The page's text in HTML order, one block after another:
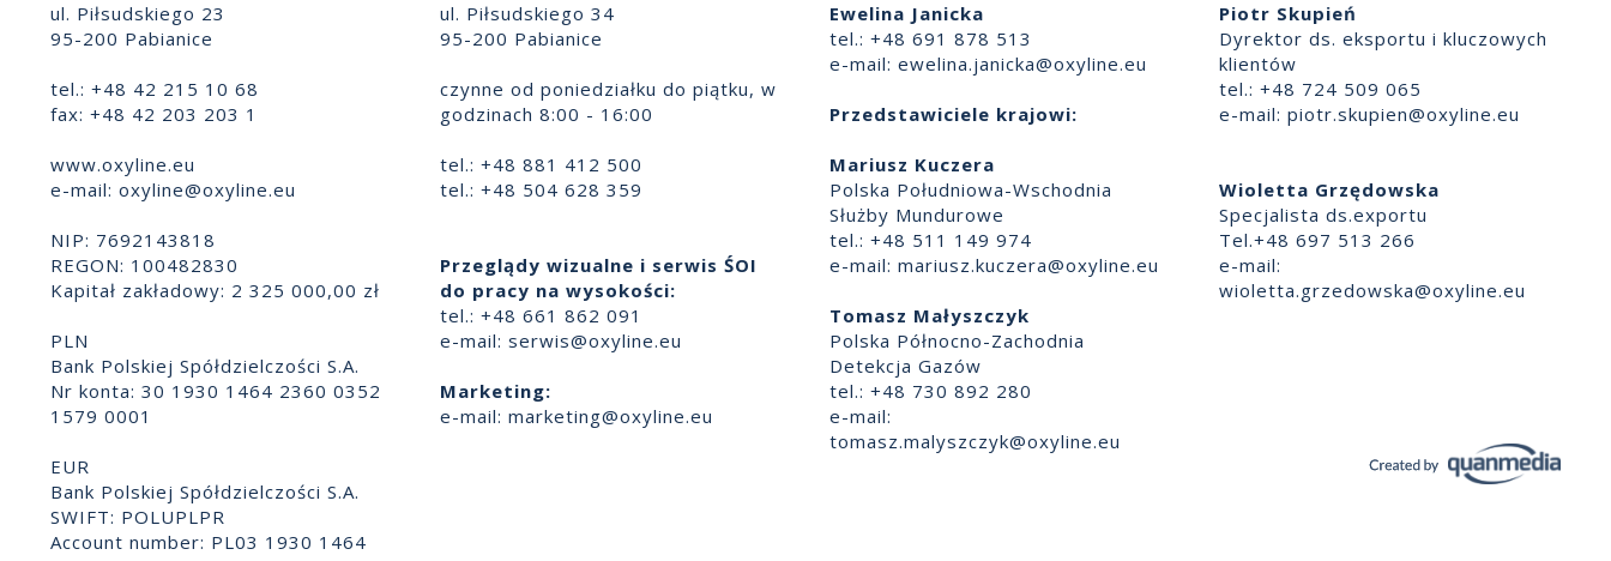
ul. Piłsudskiego 23
95-200 Pabianice
tel.: +48 42 215 10 68
fax: +48 42 203 203 1
www.oxyline.eu
e-mail: oxyline@oxyline.eu
NIP: 7692143818
REGON: 100482830
Kapitał zakładowy: 2 325 000,00 zł
PLN
Bank Polskiej Spółdzielczości S.A.
Nr konta: 30 1930 1464 2360 0352
1579 0001
EUR
Bank Polskiej Spółdzielczości S.A.
SWIFT: POLUPLPR
Account number: PL03 1930 1464
ul. Piłsudskiego 34
95-200 Pabianice
czynne od poniedziałku do piątku, w
godzinach 8:00 - 16:00
tel.: +48 881 412 500
tel.: +48 504 628 359
Przeglądy wizualne i serwis ŚOI
do pracy na wysokości:
tel.: +48 661 862 091
e-mail: serwis@oxyline.eu
Marketing:
e-mail: marketing@oxyline.eu
Ewelina Janicka
tel.: +48 691 878 513
e-mail: ewelina.janicka@oxyline.eu
Przedstawiciele krajowi:
Mariusz Kuczera
Polska Południowa-Wschodnia
Służby Mundurowe
tel.: +48 511 149 974
e-mail: mariusz.kuczera@oxyline.eu
Tomasz Małyszczyk
Polska Północno-Zachodnia
Detekcja Gazów
tel.: +48 730 892 280
e-mail:
tomasz.malyszczyk@oxyline.eu
Piotr Skupień
Dyrektor ds. eksportu i kluczowych
klientów
tel.: +48 724 509 065
e-mail: piotr.skupien@oxyline.eu
Wioletta Grzędowska
Specjalista ds.exportu
Tel.+48 697 513 266
e-mail:
wioletta.grzedowska@oxyline.eu